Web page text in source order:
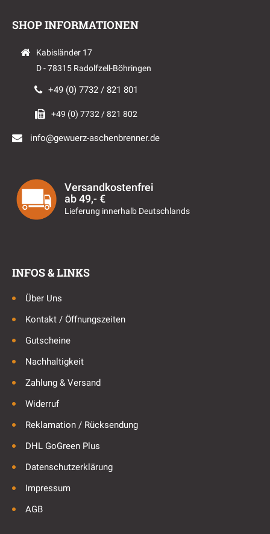
SHOP INFORMATIONEN
Kabisländer 17
D - 78315 Radolfzell-Böhringen
+49 (0) 7732 / 821 801
+49 (0) 7732 / 821 802
info@gewuerz-aschenbrenner.de
Versandkostenfrei
ab 49,- €
Lieferung innerhalb Deutschlands
INFOS & LINKS
Über Uns
Kontakt / Öffnungszeiten
Gutscheine
Nachhaltigkeit
Zahlung & Versand
Widerruf
Reklamation / Rücksendung
DHL GoGreen Plus
Datenschutzerklärung
Impressum
AGB